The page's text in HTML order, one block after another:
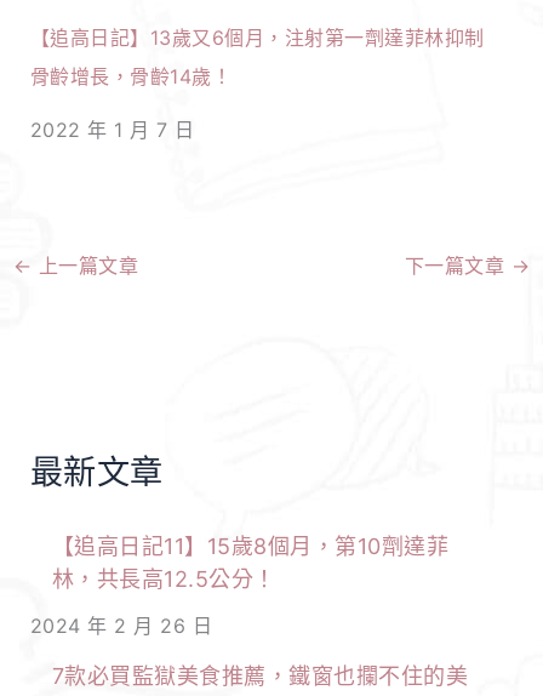
【追高日記】13歲又6個月，注射第一劑達菲林抑制
骨齡增長，骨齡14歲！
2022 年 1 月 7 日
← 上一篇文章 下一篇文章 →
最新文章
【追高日記11】15歲8個月，第10劑達菲
林，共長高12.5公分！
2024 年 2 月 26 日
7款必買監獄美食推薦，鐵窗也攔不住的美